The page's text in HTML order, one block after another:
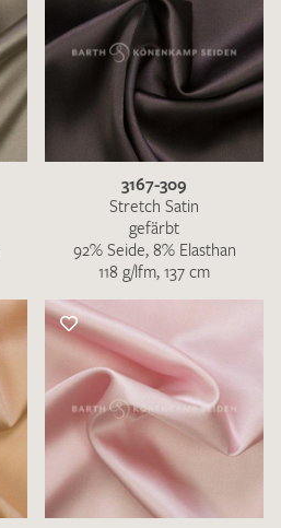
3167-309
Stretch Satin
gefärbt
92% Seide, 8% Elasthan
118 g/lfm, 137 cm